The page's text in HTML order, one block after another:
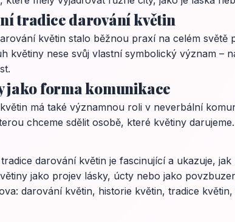
tradice darování květin
květin stalo běžnou praxí na celém
květiny nese svůj vlastní symbolický význam –
jako forma komunikace
má také významnou roli v neverbální
chceme sdělit osobě, které květiny
darování květin je fascinující a ukazuje,
jako projev lásky, úcty nebo jako
darování květin, historie květin, tradice